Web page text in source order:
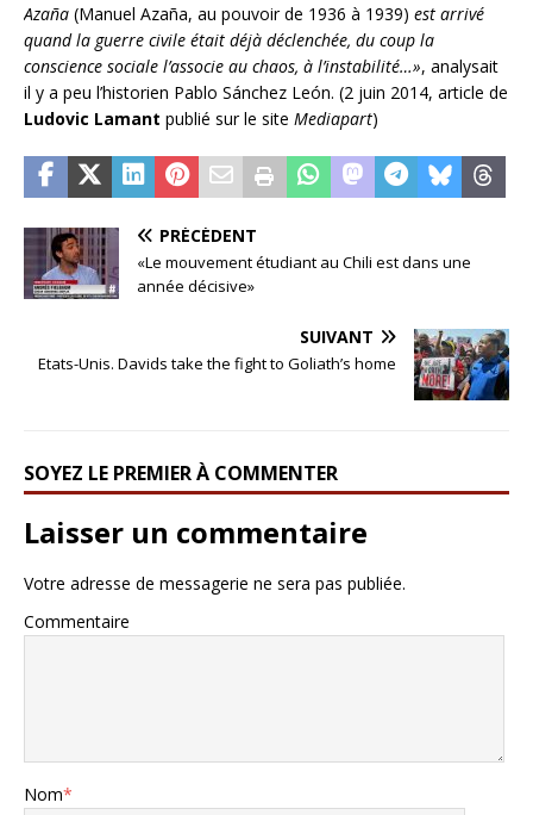
Azaña (Manuel Azaña, au pouvoir de 1936 à 1939) est arrivé
quand la guerre civile était déjà déclenchée, du coup la
conscience sociale l’associe au chaos, à l’instabilité…», analysait
il y a peu l’historien Pablo Sánchez León. (2 juin 2014, article de
Ludovic Lamant publié sur le site Mediapart)
PRÉCÉDENT
«Le mouvement étudiant au Chili est dans une
année décisive»
SUIVANT
Etats-Unis. Davids take the fight to Goliath’s home
SOYEZ LE PREMIER À COMMENTER
Laisser un commentaire
Votre adresse de messagerie ne sera pas publiée.
Commentaire
Nom*